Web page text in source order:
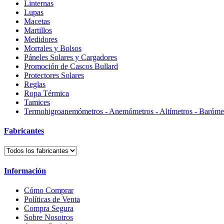
Linternas
Lupas
Macetas
Martillos
Medidores
Morrales y Bolsos
Páneles Solares y Cargadores
Promoción de Cascos Bullard
Protectores Solares
Reglas
Ropa Térmica
Tamices
Termohigroanemómetros - Anemómetros - Altímetros -
Fabricantes
Información
Cómo Comprar
Políticas de Venta
Compra Segura
Sobre Nosotros